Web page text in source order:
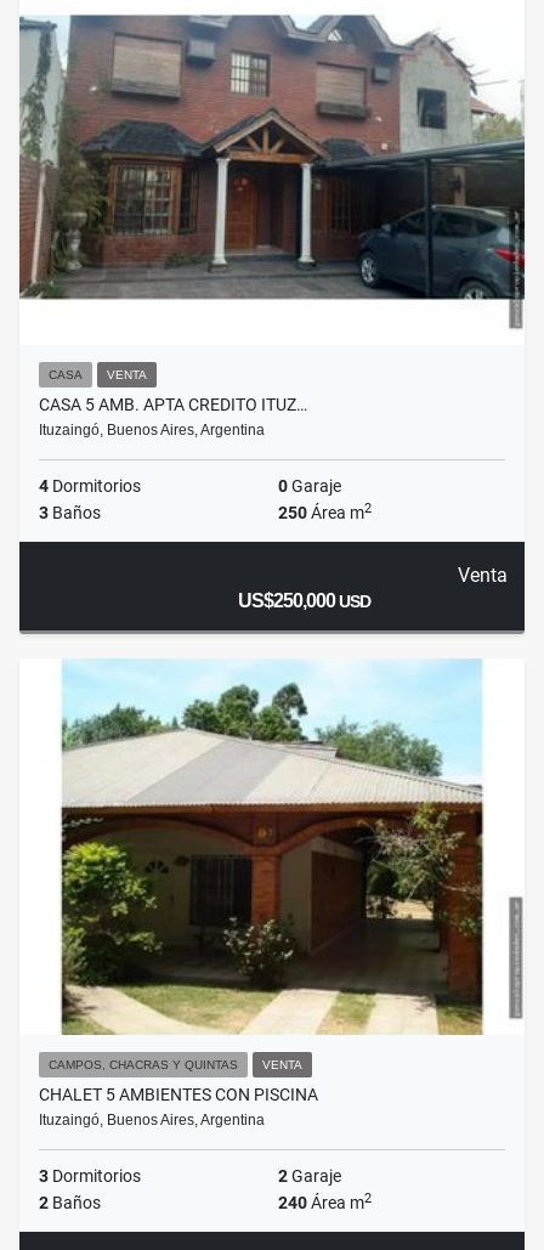
CASA VENTA
CASA 5 AMB. APTA CREDITO ITUZ…
Ituzaingó, Buenos Aires, Argentina
4 Dormitorios 0Garaje
3 Baños 250Área m2
Venta
US$250,000USD
CAMPOS, CHACRAS Y QUINTAS VENTA
CHALET 5 AMBIENTES CON PISCINA
Ituzaingó, Buenos Aires, Argentina
3 Dormitorios 2Garaje
2 Baños 240Área m2